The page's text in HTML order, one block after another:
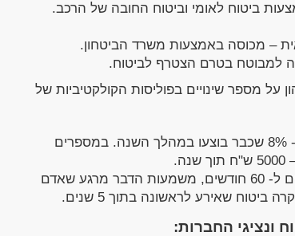
ביטוח לאומי וביטוח החובה של הרכב.
– מכוסה באמצעות משרד הביטחון.
למבוטח בטרם הצטרף לביטוח.
שוק ההון על מספר שינויים בפוליסות הקולקטיביות של
הקטנת סכום הפיצוי ב- 10% בנוסף ל- 8% שכבר בוצעו במהלך השנה. במספרים
הארכת תקופת האכשרה מ- 36 חודשים ל- 60 חודשים, משמעות הדבר מרגע שאדם
שאירע לראשונה בתוך 5 שנים.
ונציגי החברות: